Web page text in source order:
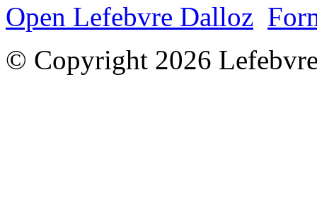
Open Lefebvre Dalloz
© Copyright 2026